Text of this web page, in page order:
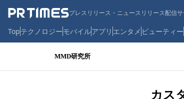
プレスリリース・ニュースリリース配信
Topテクノロジーモバイルアプリ エンタメ ビューティー
MMD研究所
カス